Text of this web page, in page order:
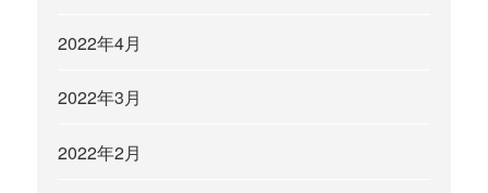
2022年4月
2022年3月
2022年2月